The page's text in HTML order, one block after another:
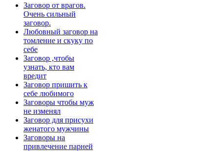
Заговор от врагов.
Очень сильный
заговор.
Любовный заговор на
томление и скуку по
себе
Заговор ,чтобы
узнать, кто вам
вредит
Заговор пришить к
себе любимого
Заговоры чтобы муж
не изменял
Заговор для присухи
женатого мужчины
Заговоры на
привлечение парней